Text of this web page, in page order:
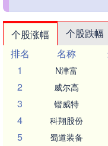
个股涨幅 个股跌幅
排名
名称
1
N津富
2 威尔高
3 锴威特
4 科翔股份
5 蜀道装备